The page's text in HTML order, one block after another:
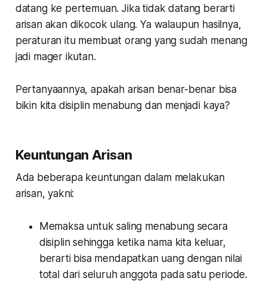
datang ke pertemuan. Jika tidak datang berarti
arisan akan dikocok ulang. Ya walaupun hasilnya,
peraturan itu membuat orang yang sudah menang
jadi mager ikutan.
Pertanyaannya, apakah arisan benar-benar bisa
bikin kita disiplin menabung dan menjadi kaya?
Keuntungan Arisan
Ada beberapa keuntungan dalam melakukan
arisan, yakni:
Memaksa untuk saling menabung secara
disiplin sehingga ketika nama kita keluar,
berarti bisa mendapatkan uang dengan nilai
total dari seluruh anggota pada satu periode.